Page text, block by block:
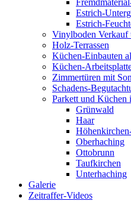
Estrich-
Estrich-
Vinylboden Verkauf
Holz-Terrassen
Küchen-Einbauten
Küchen-
Zimmertüren mit
Schadens-
Parkett und Küchen
Grünwald
Haar
Oberhaching
Ottobrunn
Taufkirchen
Unterhaching
Galerie
Zeitraffer-Videos